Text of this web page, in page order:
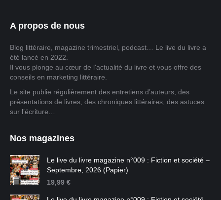
A propos de nous
Blog littéraire, magazine trimestriel, podcast… Le live du livre a
été lancé en 2022.
Il vous plonge au cœur de l'actualité du livre et vous offre des
conseils en marketing littéraire.
Le site publie régulièrement des entretiens d’auteurs, des
présentations de livres, des chroniques littéraires, des astuces
sur l’écriture…
Nos magazines
Le live du livre magazine n°009 : Fiction et société –
Septembre, 2026 (Papier)
19,99 €